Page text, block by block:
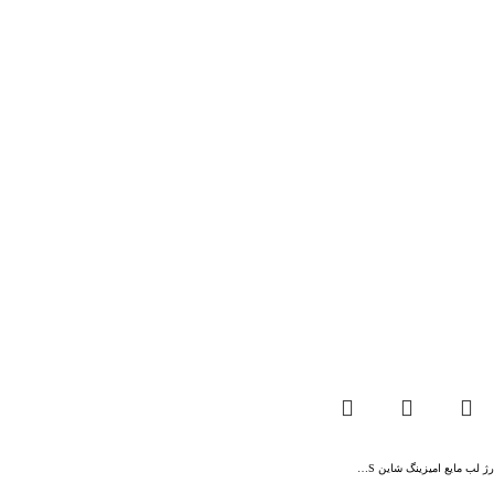
رژ لب مایع امیزینگ شاین S…